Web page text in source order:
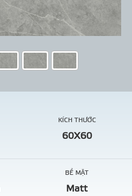
KÍCH THƯỚC
60X60
BỀ MẶT
Matt